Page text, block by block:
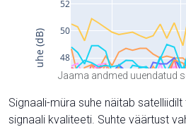
Jaama andmed uuendatud
Signaali-müra suhe näitab
signaali kvaliteeti. Suhte väärtust